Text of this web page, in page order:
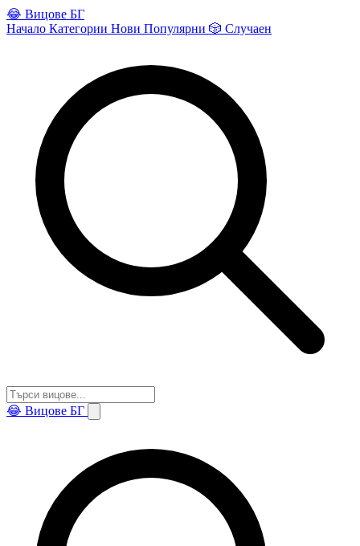
😂 Вицове БГ
Начало Категории Нови Популярни 🎲 Случаен
😂 Вицове БГ